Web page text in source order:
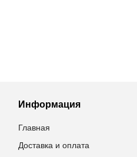
Информация
Главная
Доставка и оплата